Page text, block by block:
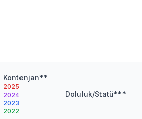
Kontenjan**
2025
2024
2023
2022
Doluluk/Statü***